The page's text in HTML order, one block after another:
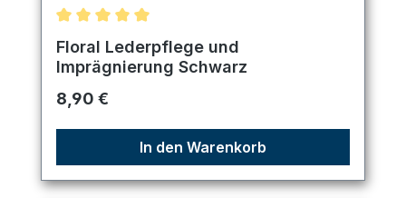
Durchschnittliche Bewertung von 5 von 5 Sternen
Floral Lederpflege und
Imprägnierung Schwarz
Regulärer Preis:
8,90 €
In den Warenkorb